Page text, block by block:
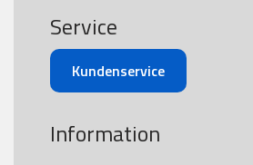
Service
Kundenservice
Information